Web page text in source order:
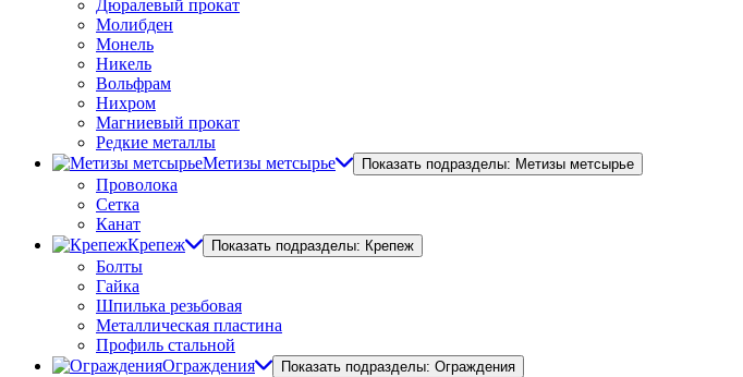
Дюралевый прокат
Молибден
Монель
Никель
Вольфрам
Нихром
Магниевый прокат
Редкие металлы
Метизы метсырье
Показать подразделы: Метизы метсырье
Проволока
Сетка
Канат
Крепеж
Показать подразделы: Крепеж
Болты
Гайка
Шпилька резьбовая
Металлическая пластина
Профиль стальной
Ограждения
Показать подразделы: Ограждения